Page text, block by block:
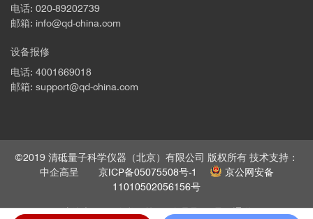
电话: 020-89202739
邮箱: info@qd-china.com
设备报修
电话: 4001669018
邮箱: support@qd-china.com
©2019 清砥量子科学仪器（北京）有限公司 版权所有 技术支持：
中企高呈 京ICP备05075508号-1
京公网安备
11010502056156号
法律声明 隐私政策 管理员 员工通道